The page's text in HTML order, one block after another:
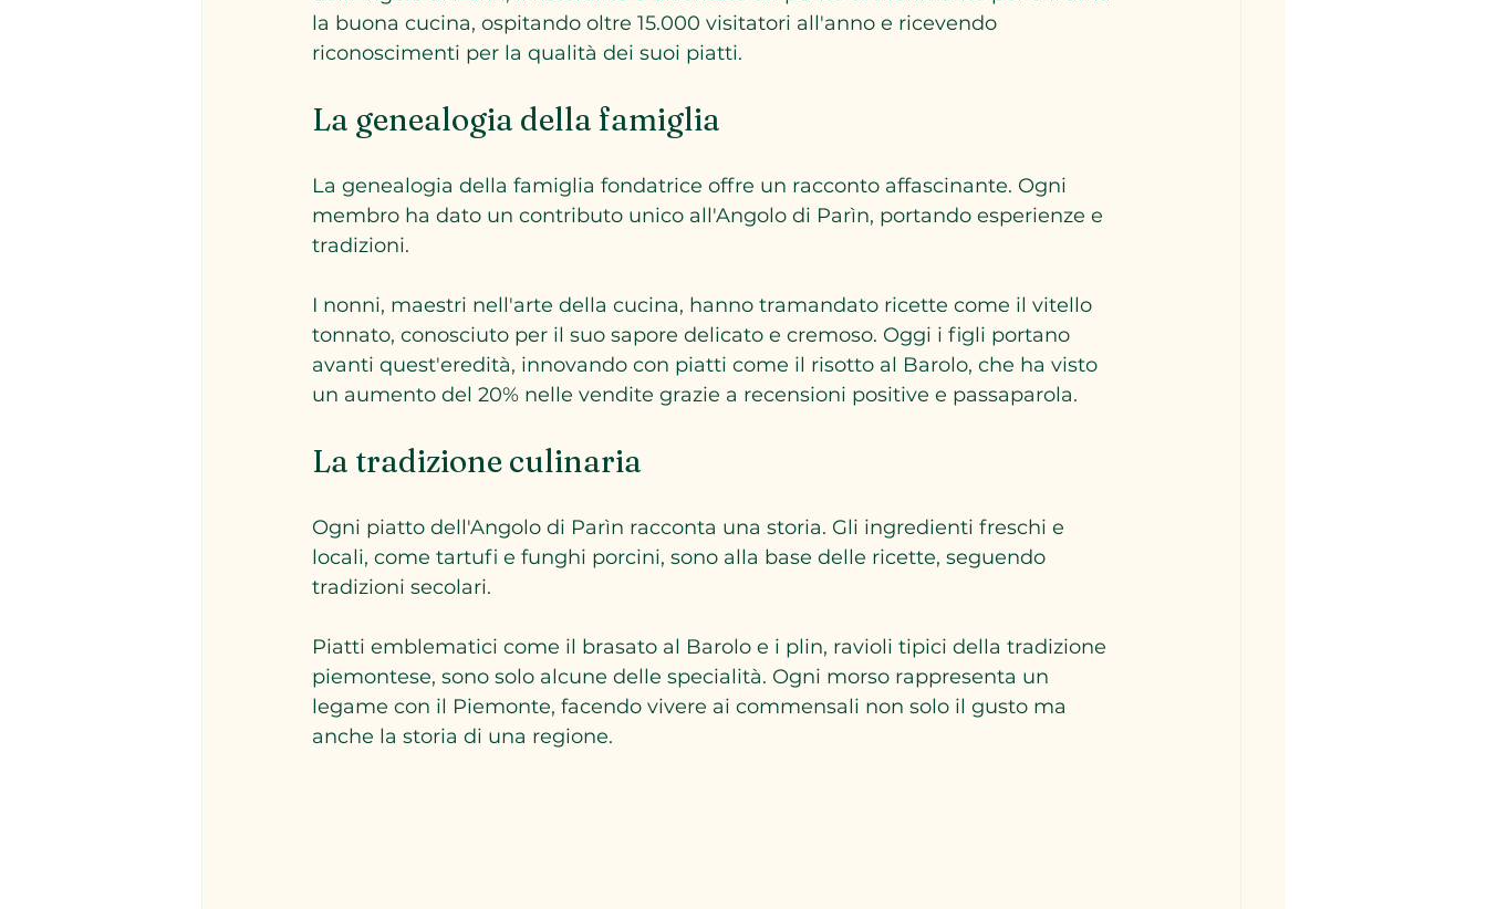
la buona cucina, ospitando oltre 15.000 visitatori all'anno e ricevendo
riconoscimenti per la qualità dei suoi piatti.
La genealogia della famiglia
La genealogia della famiglia fondatrice offre un racconto affascinante. Ogni
membro ha dato un contributo unico all'Angolo di Parìn, portando esperienze e
tradizioni.
I nonni, maestri nell'arte della cucina, hanno tramandato ricette come il vitello
tonnato, conosciuto per il suo sapore delicato e cremoso. Oggi i figli portano
avanti quest'eredità, innovando con piatti come il risotto al Barolo, che ha visto
un aumento del 20% nelle vendite grazie a recensioni positive e passaparola.
La tradizione culinaria
Ogni piatto dell'Angolo di Parìn racconta una storia. Gli ingredienti freschi e
locali, come tartufi e funghi porcini, sono alla base delle ricette, seguendo
tradizioni secolari.
Piatti emblematici come il brasato al Barolo e i plin, ravioli tipici della tradizione
piemontese, sono solo alcune delle specialità. Ogni morso rappresenta un
legame con il Piemonte, facendo vivere ai commensali non solo il gusto ma
anche la storia di una regione.